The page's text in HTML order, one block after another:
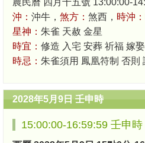
農民曆 四月十五號 13:00:00-
沖： 沖牛， 煞方： 煞西， 時沖：
星神： 朱雀 天赦 金星
時宜： 修造 入宅 安葬 祈福 嫁娶
時忌： 朱雀須用 鳳凰符制 否則
2028年5月9日 壬申時
15:00:00-16:59:59 壬申時